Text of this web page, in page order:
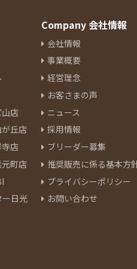
店
丘店
店
町店
日光
Company 会社情報
会社情報
事業概要
経営理念
お客さまの声
ニュース
採用情報
ブリーダー募集
推奨販売に係る基本方
プライバシーポリシー
お問い合わせ